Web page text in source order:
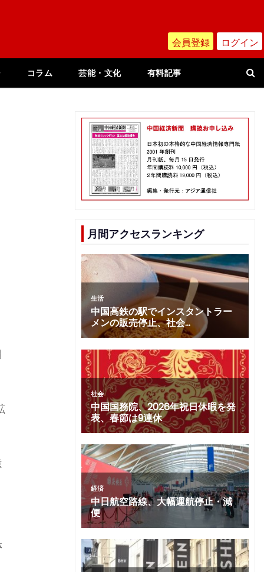
会員登録 ログイン
コラム 芸能・文化 有料記事
月間アクセスランキング